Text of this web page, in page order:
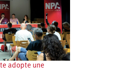
adopte une